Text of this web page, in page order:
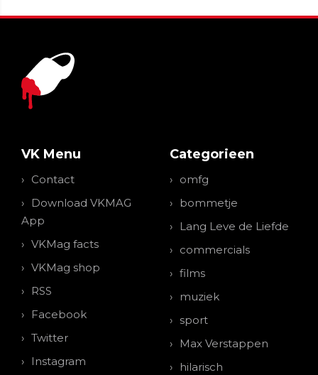
VK Menu
Contact
Download VKMAG
App
VKMag facts
VKMag shop
RSS
Facebook
Twitter
Instagram
Categorieen
omfg
bommetje
Lang Leve de Liefde
commercials
films
muziek
sport
Max Verstappen
hilarisch